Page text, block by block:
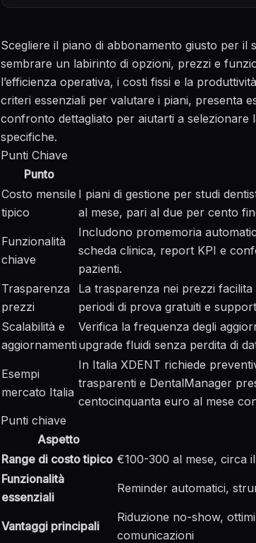
Scegliere il piano di abbonamento giusto per
sembrare un labirinto di opzioni, prezzi e
l’efficienza operativa, i costi fissi e la
criteri essenziali per valutare i piani, presenta
confronto dettagliato per aiutarti a selezionare
specifiche.
Punti Chiave
Punto
Costo mensile
tipico
I piani di gestione per studi
al mese, pari al due per cento
Funzionalità
chiave
Includono promemoria
scheda clinica, report KPI e
pazienti.
Trasparenza
prezzi
La trasparenza nei prezzi
periodi di prova gratuiti e
Scalabilità e
aggiornamenti
Verifica la frequenza degli
upgrade fluidi senza perdita di
Esempi
mercato Italia
In Italia XDENT richiede
trasparenti e DentalManager
centocinquanta euro al mese
Punti chiave
Aspetto
Range di costo tipico €100-300 al mese, circa
Funzionalità
essenziali
Reminder automatici,
Vantaggi principali
Riduzione no-show,
comunicazioni